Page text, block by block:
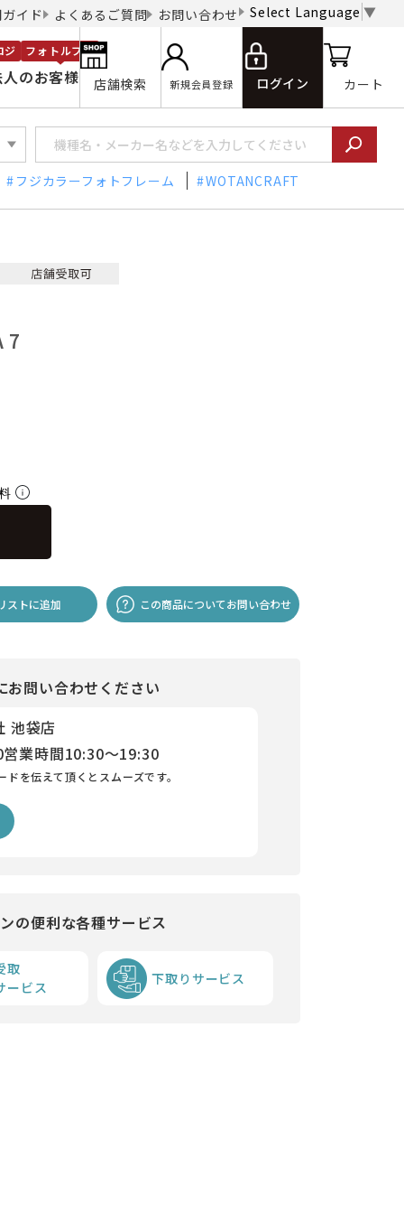
イド よくあるご質問 お問い合わせ Select Language ▼
のお客様
ジ フォトルプロ
店舗検索 新規会員登録 ログイン カート
フジカラーフォトフレーム WOTANCRAFT
7
ストに追加 この商品についてお問い合わせ
お問い合わせください
池袋店
営業時間10:30～19:30
を伝えて頂くとスムーズです。
の便利な各種サービス
取
ービス
下取りサービス